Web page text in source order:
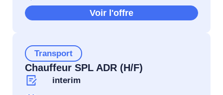
Voir l'offre
Transport
Chauffeur SPL ADR (H/F)
interim